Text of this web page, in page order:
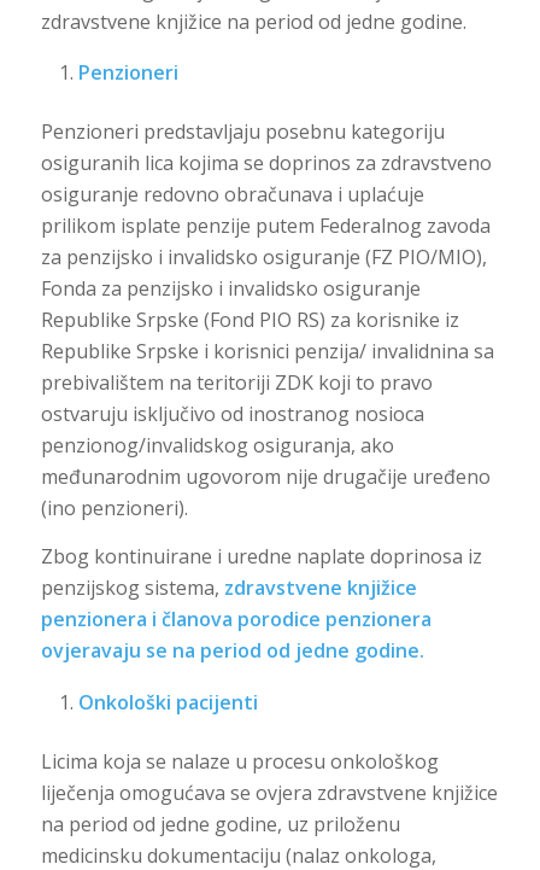
zdravstvene knjižice na period od jedne godine.
Penzioneri
Penzioneri predstavljaju posebnu kategoriju
osiguranih lica kojima se doprinos za zdravstveno
osiguranje redovno obračunava i uplaćuje
prilikom isplate penzije putem Federalnog zavoda
za penzijsko i invalidsko osiguranje (FZ PIO/MIO),
Fonda za penzijsko i invalidsko osiguranje
Republike Srpske (Fond PIO RS) za korisnike iz
Republike Srpske i korisnici penzija/ invalidnina sa
prebivalištem na teritoriji ZDK koji to pravo
ostvaruju isključivo od inostranog nosioca
penzionog/invalidskog osiguranja, ako
međunarodnim ugovorom nije drugačije uređeno
(ino penzioneri).
Zbog kontinuirane i uredne naplate doprinosa iz
penzijskog sistema, zdravstvene knjižice
penzionera i članova porodice penzionera
ovjeravaju se na period od jedne godine.
Onkološki pacijenti
Licima koja se nalaze u procesu onkološkog
liječenja omogućava se ovjera zdravstvene knjižice
na period od jedne godine, uz priloženu
medicinsku dokumentaciju (nalaz onkologa,